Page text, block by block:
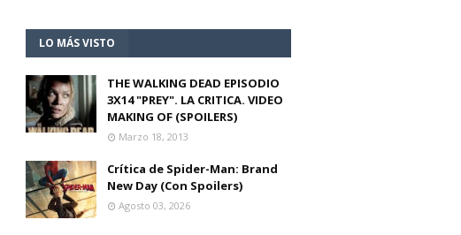
LO MÁS VISTO
THE WALKING DEAD EPISODIO
3X14 "PREY". LA CRITICA. VIDEO
MAKING OF (SPOILERS)
Marzo 18, 2013
Crítica de Spider-Man: Brand
New Day (Con Spoilers)
Agosto 03, 2026